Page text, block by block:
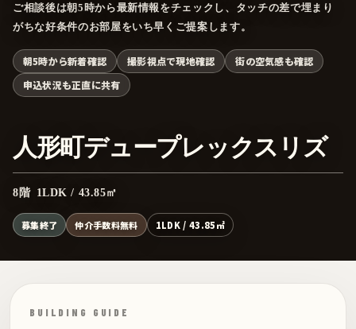
ご相談後は朝5時から最新情報をチェックし、タッチの差で埋まり
がちな好条件のお部屋をいち早くご提案します。
朝5時から新着確認 撮影視点で現地確認
街の空気感も確認
申込状況も正直に共有
人形町デュープレックスリズ
8階 1LDK / 43.85㎡
募集終了 仲介手数料無料 1LDK / 43.85㎡
BUILDING GUIDE